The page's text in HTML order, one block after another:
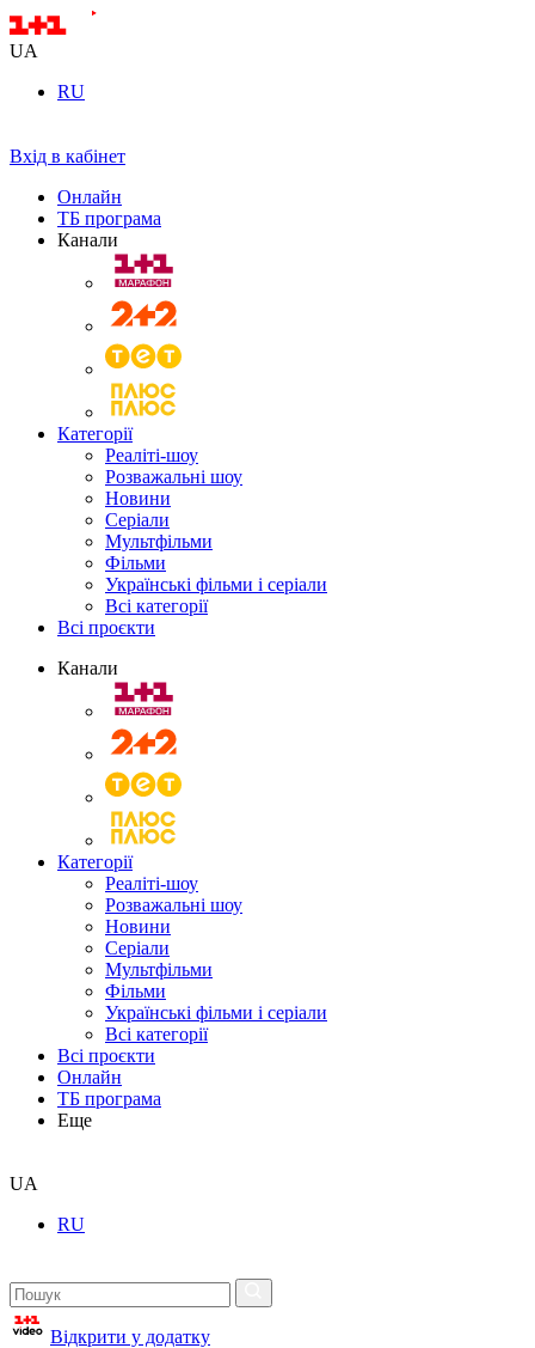
UA
RU
Вхід в кабінет
Онлайн
ТБ програма
Канали
Категорії
Реаліті-шоу
Розважальні шоу
Новини
Серіали
Мультфільми
Фільми
Українські фільми і серіали
Всі категорії
Всі проєкти
Канали
Категорії
Реаліті-шоу
Розважальні шоу
Новини
Серіали
Мультфільми
Фільми
Українські фільми і серіали
Всі категорії
Всі проєкти
Онлайн
ТБ програма
Еще
UA
RU
Відкрити у додатку